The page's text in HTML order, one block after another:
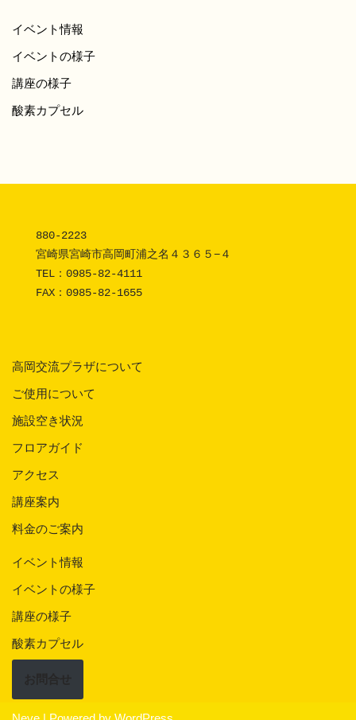
イベント情報
イベントの様子
講座の様子
酸素カプセル
880-2223
宮崎県宮崎市高岡町浦之名４３６５−４
TEL： 0985-82-4111
FAX：0985-82-1655
高岡交流プラザについて
ご使用について
施設空き状況
フロアガイド
アクセス
講座案内
料金のご案内
イベント情報
イベントの様子
講座の様子
酸素カプセル